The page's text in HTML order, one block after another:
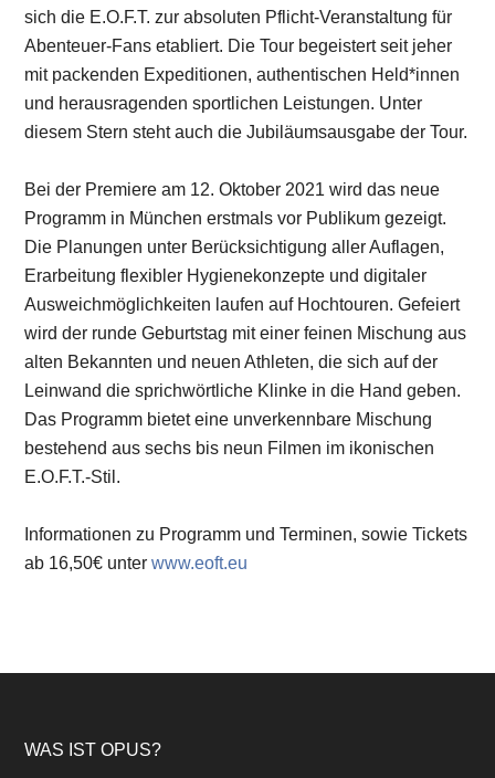
sich die E.O.F.T. zur absoluten Pflicht-Veranstaltung für
Abenteuer-Fans etabliert. Die Tour begeistert seit jeher
mit packenden Expeditionen, authentischen Held*innen
und herausragenden sportlichen Leistungen. Unter
diesem Stern steht auch die Jubiläumsausgabe der Tour.
Bei der Premiere am 12. Oktober 2021 wird das neue
Programm in München erstmals vor Publikum gezeigt.
Die Planungen unter Berücksichtigung aller Auflagen,
Erarbeitung flexibler Hygienekonzepte und digitaler
Ausweichmöglichkeiten laufen auf Hochtouren. Gefeiert
wird der runde Geburtstag mit einer feinen Mischung aus
alten Bekannten und neuen Athleten, die sich auf der
Leinwand die sprichwörtliche Klinke in die Hand geben.
Das Programm bietet eine unverkennbare Mischung
bestehend aus sechs bis neun Filmen im ikonischen
E.O.F.T.-Stil.
Informationen zu Programm und Terminen, sowie Tickets
ab 16,50€ unterwww.eoft.eu
Footer
WAS IST OPUS?